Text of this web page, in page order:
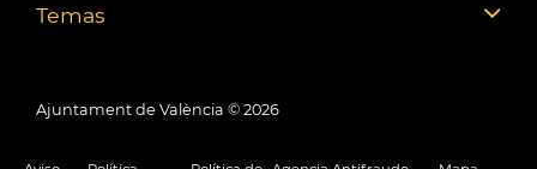
Temas
Ajuntament de València © 2026